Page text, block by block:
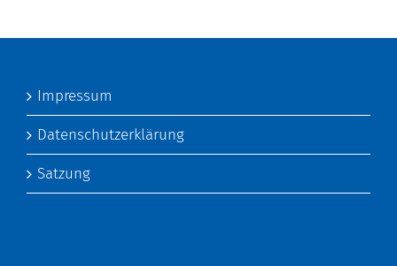
Impressum
Datenschutzerklärung
Satzung